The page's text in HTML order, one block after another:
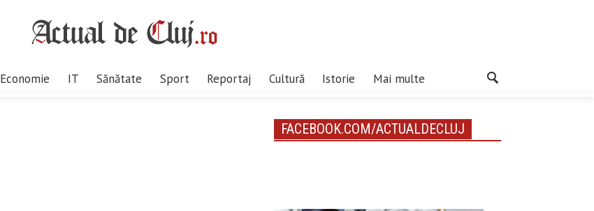
Economie IT Sănătate Sport Reportaj Cultură Istorie Mai multe
FACEBOOK.COM/ACTUALDECLUJ